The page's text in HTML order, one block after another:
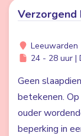
Leeuwarden
24 - 28 uur |
Geen
betekenen.
ouder
beperking in